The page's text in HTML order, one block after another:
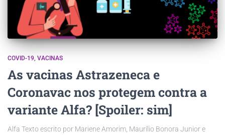
COVID-19 VACINAS
As vacinas Astrazeneca e
Coronavac nos protegem contra a
variante Alfa? [Spoiler: sim]
Alfa Texto escrito por Mariene Amorim, Maurílio Bonora Junior e